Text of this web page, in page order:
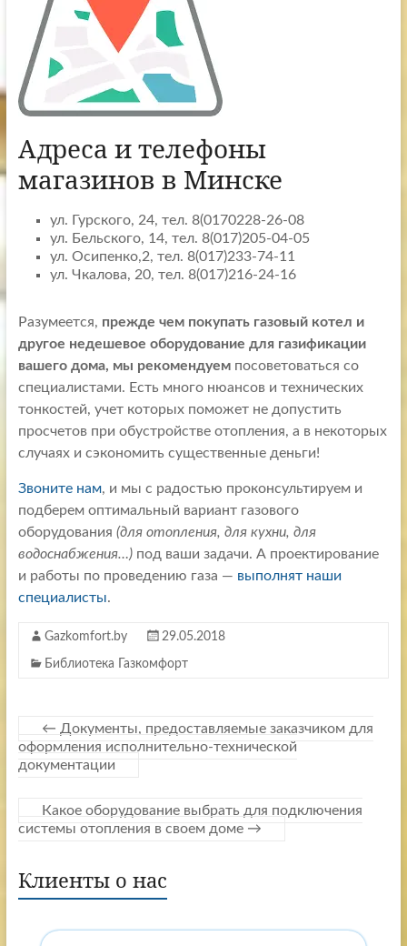
Адреса и телефоны
магазинов в Минске
ул. Гурского, 24, тел. 8(0170228-26-08
ул. Бельского, 14, тел. 8(017)205-04-05
ул. Осипенко,2, тел. 8(017)233-74-11
ул. Чкалова, 20, тел. 8(017)216-24-16
Разумеется, прежде чем покупать газовый котел и
другое недешевое оборудование для газификации
вашего дома, мы рекомендуемпосоветоваться со
специалистами. Есть много нюансов и технических
тонкостей, учет которых поможет не допустить
просчетов при обустройстве отопления, а в некоторых
случаях и сэкономить существенные деньги!
Звоните нам, и мы с радостью проконсультируем и
подберем оптимальный вариант газового
оборудования (для отопления, для кухни, для
водоснабжения…)под ваши задачи. А проектирование
и работы по проведению газа — выполнят наши
специалисты.
Gazkomfort.by 29.05.2018
Библиотека Газкомфорт
← Документы, предоставляемые заказчиком для
оформления исполнительно-технической
документации
Какое оборудование выбрать для подключения
системы отопления в своем доме →
Клиенты о нас